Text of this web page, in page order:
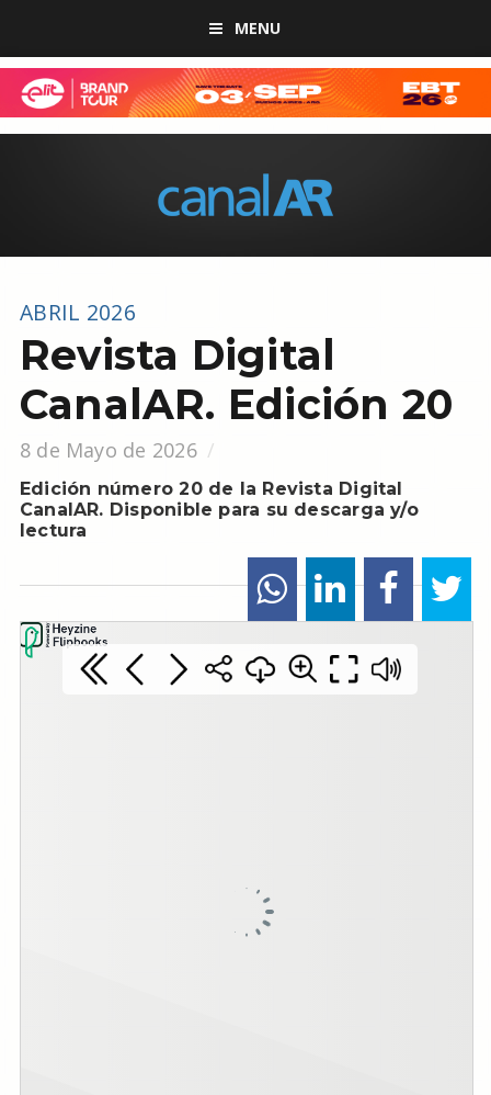
MENU
ABRIL 2026
Revista Digital
CanalAR. Edición 20
8 de Mayo de 2026
Edición número 20 de la Revista Digital
CanalAR. Disponible para su descarga y/o
lectura